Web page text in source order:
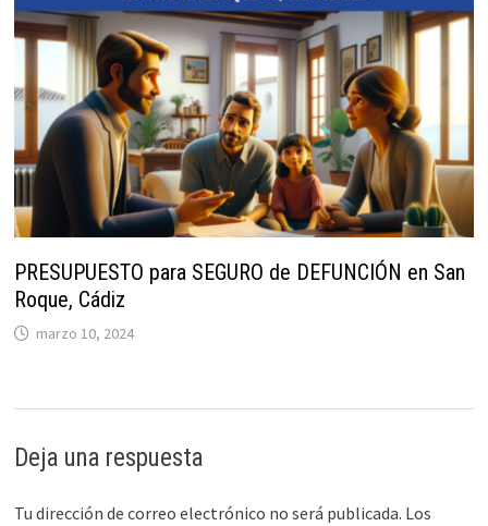
PRESUPUESTO para SEGURO de DEFUNCIÓN en San
Roque, Cádiz
marzo 10, 2024
Deja una respuesta
Tu dirección de correo electrónico no será publicada. Los